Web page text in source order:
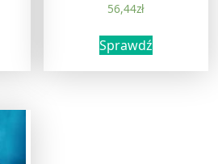
56,44zł
Sprawdź